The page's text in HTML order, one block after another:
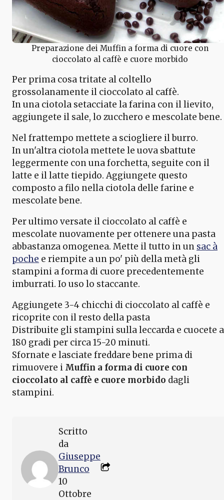
Preparazione dei Muffin a forma di cuore con
cioccolato al caffè e cuore morbido
Per prima cosa tritate al coltello
grossolanamente il cioccolato al caffè.
In una ciotola setacciate la farina con il lievito,
aggiungete il sale, lo zucchero e mescolate bene.
Nel frattempo mettete a sciogliere il burro.
In un'altra ciotola mettete le uova sbattute
leggermente con una forchetta, seguite con il
latte e il latte tiepido. Aggiungete questo
composto a filo nella ciotola delle farine e
mescolate bene.
Per ultimo versate il cioccolato al caffè e
mescolate nuovamente per ottenere una pasta
abbastanza omogenea. Mette il tutto in un sac à
poche e riempite a un po' più della metà gli
stampini a forma di cuore precedentemente
imburrati. Io uso lo staccante.
Aggiungete 3-4 chicchi di cioccolato al caffè e
ricoprite con il resto della pasta
Distribuite gli stampini sulla leccarda e cuocete a
180 gradi per circa 15-20 minuti.
Sfornate e lasciate freddare bene prima di
rimuovere i Muffin a forma di cuore con
cioccolato al caffè e cuore morbido dagli
stampini.
Scritto
da
Giuseppe
Brunco
10
Ottobre